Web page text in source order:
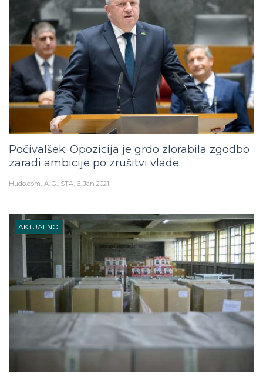
Počivalšek: Opozicija je grdo zlorabila zgodbo
zaradi ambicije po zrušitvi vlade
Hudo.com A. G., STA 6. Jan 2021
AKTUALNO